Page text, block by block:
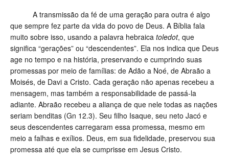
A transmissão da fé de uma geração para outra é algo
que sempre fez parte da vida do povo de Deus. A Bíblia fala
muito sobre isso, usando a palavra hebraica toledot, que
significa “gerações” ou “descendentes”. Ela nos indica que Deus
age no tempo e na história, preservando e cumprindo suas
promessas por meio de famílias: de Adão a Noé, de Abraão a
Moisés, de Davi a Cristo. Cada geração não apenas recebeu a
mensagem, mas também a responsabilidade de passá-la
adiante. Abraão recebeu a aliança de que nele todas as nações
seriam benditas (Gn 12.3). Seu filho Isaque, seu neto Jacó e
seus descendentes carregaram essa promessa, mesmo em
meio a falhas e exílios. Deus, em sua fidelidade, preservou sua
promessa até que ela se cumprisse em Jesus Cristo.